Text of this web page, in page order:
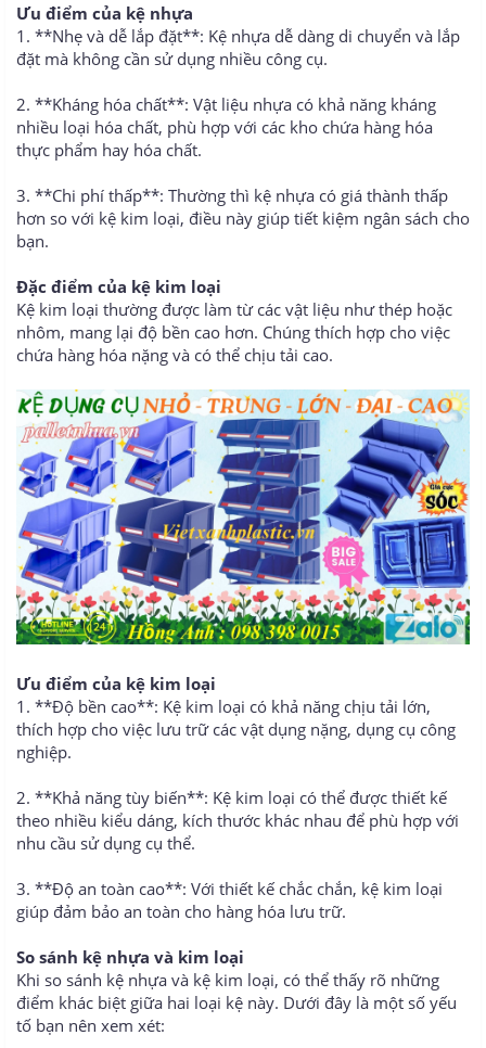
Ưu điểm của kệ nhựa
1. **Nhẹ và dễ lắp đặt**: Kệ nhựa dễ dàng di chuyển và lắp
đặt mà không cần sử dụng nhiều công cụ.
2. **Kháng hóa chất**: Vật liệu nhựa có khả năng kháng
nhiều loại hóa chất, phù hợp với các kho chứa hàng hóa
thực phẩm hay hóa chất.
3. **Chi phí thấp**: Thường thì kệ nhựa có giá thành thấp
hơn so với kệ kim loại, điều này giúp tiết kiệm ngân sách cho
bạn.
Đặc điểm của kệ kim loại
Kệ kim loại thường được làm từ các vật liệu như thép hoặc
nhôm, mang lại độ bền cao hơn. Chúng thích hợp cho việc
chứa hàng hóa nặng và có thể chịu tải cao.
Ưu điểm của kệ kim loại
1. **Độ bền cao**: Kệ kim loại có khả năng chịu tải lớn,
thích hợp cho việc lưu trữ các vật dụng nặng, dụng cụ công
nghiệp.
2. **Khả năng tùy biến**: Kệ kim loại có thể được thiết kế
theo nhiều kiểu dáng, kích thước khác nhau để phù hợp với
nhu cầu sử dụng cụ thể.
3. **Độ an toàn cao**: Với thiết kế chắc chắn, kệ kim loại
giúp đảm bảo an toàn cho hàng hóa lưu trữ.
So sánh kệ nhựa và kim loại
Khi so sánh kệ nhựa và kệ kim loại, có thể thấy rõ những
điểm khác biệt giữa hai loại kệ này. Dưới đây là một số yếu
tố bạn nên xem xét: